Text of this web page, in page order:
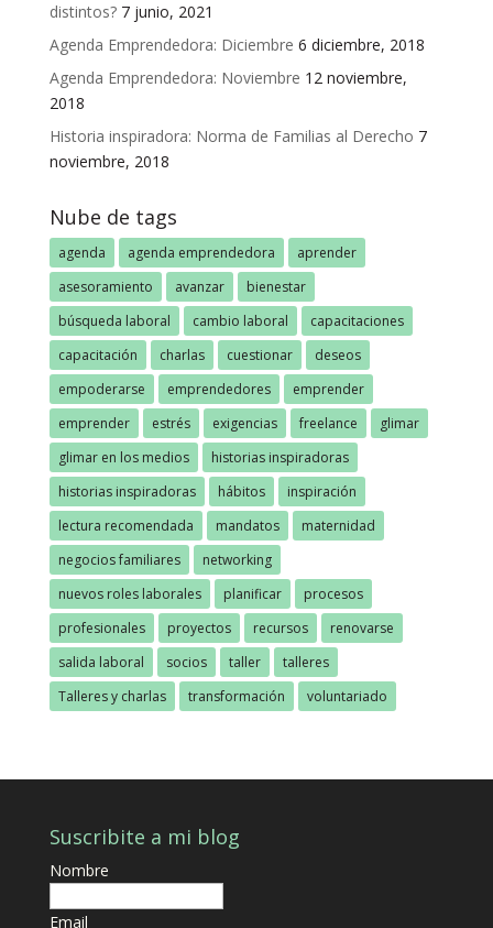
distintos? 7 junio, 2021
Agenda Emprendedora: Diciembre 6 diciembre, 2018
Agenda Emprendedora: Noviembre 12 noviembre,
2018
Historia inspiradora: Norma de Familias al Derecho 7
noviembre, 2018
Nube de tags
agenda agenda emprendedora
aprender
asesoramiento
avanzar
bienestar
búsqueda laboral
cambio laboral
capacitaciones
capacitación
charlas cuestionar
deseos
empoderarse
emprendedores
emprender
emprender
estrés exigencias freelance
glimar
glimar en los medios
historias inspiradoras
historias inspiradoras
hábitos
inspiración
lectura recomendada
mandatos
maternidad
negocios familiares
networking
nuevos roles laborales
planificar
procesos
profesionales
proyectos recursos
renovarse
salida laboral
socios taller
talleres
Talleres y charlas
transformación voluntariado
Suscribite a mi blog
Nombre
Email